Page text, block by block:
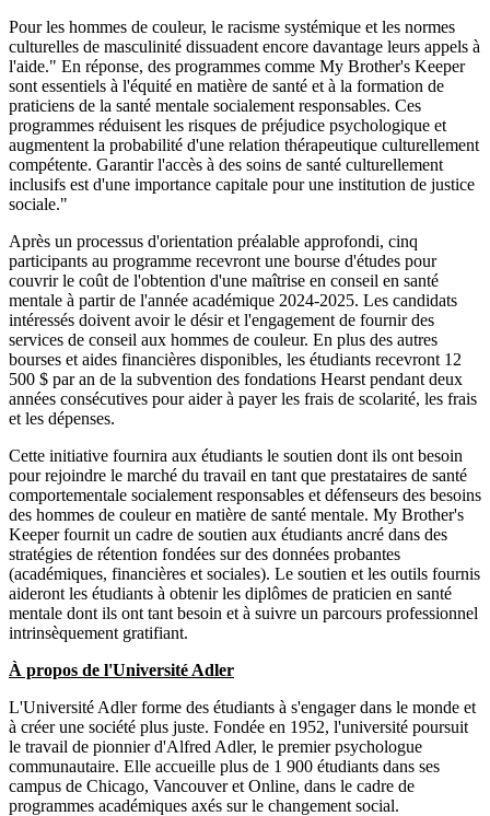
Pour les hommes de couleur, le racisme systémique et les normes
culturelles de masculinité dissuadent encore davantage leurs appels à
l'aide." En réponse, des programmes comme My Brother's Keeper
sont essentiels à l'équité en matière de santé et à la formation de
praticiens de la santé mentale socialement responsables. Ces
programmes réduisent les risques de préjudice psychologique et
augmentent la probabilité d'une relation thérapeutique culturellement
compétente. Garantir l'accès à des soins de santé culturellement
inclusifs est d'une importance capitale pour une institution de justice
sociale."
Après un processus d'orientation préalable approfondi, cinq
participants au programme recevront une bourse d'études pour
couvrir le coût de l'obtention d'une maîtrise en conseil en santé
mentale à partir de l'année académique 2024-2025. Les candidats
intéressés doivent avoir le désir et l'engagement de fournir des
services de conseil aux hommes de couleur. En plus des autres
bourses et aides financières disponibles, les étudiants recevront 12
500 $ par an de la subvention des fondations Hearst pendant deux
années consécutives pour aider à payer les frais de scolarité, les frais
et les dépenses.
Cette initiative fournira aux étudiants le soutien dont ils ont besoin
pour rejoindre le marché du travail en tant que prestataires de santé
comportementale socialement responsables et défenseurs des besoins
des hommes de couleur en matière de santé mentale. My Brother's
Keeper fournit un cadre de soutien aux étudiants ancré dans des
stratégies de rétention fondées sur des données probantes
(académiques, financières et sociales). Le soutien et les outils fournis
aideront les étudiants à obtenir les diplômes de praticien en santé
mentale dont ils ont tant besoin et à suivre un parcours professionnel
intrinsèquement gratifiant.
À propos de l'Université Adler
L'Université Adler forme des étudiants à s'engager dans le monde et
à créer une société plus juste. Fondée en 1952, l'université poursuit
le travail de pionnier d'Alfred Adler, le premier psychologue
communautaire. Elle accueille plus de 1 900 étudiants dans ses
campus de Chicago, Vancouver et Online, dans le cadre de
programmes académiques axés sur le changement social.